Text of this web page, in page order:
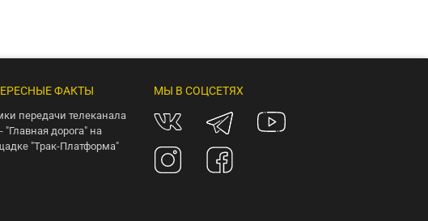
ФАКТЫ
передачи телеканала
"Главная дорога" на
"Трак-Платформа"
МЫ В СОЦСЕТЯХ